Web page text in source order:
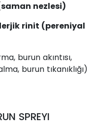
nezlesi)
rinit (pereniyal
burun akıntısı,
burun tıkanıklığı)
SPREYI